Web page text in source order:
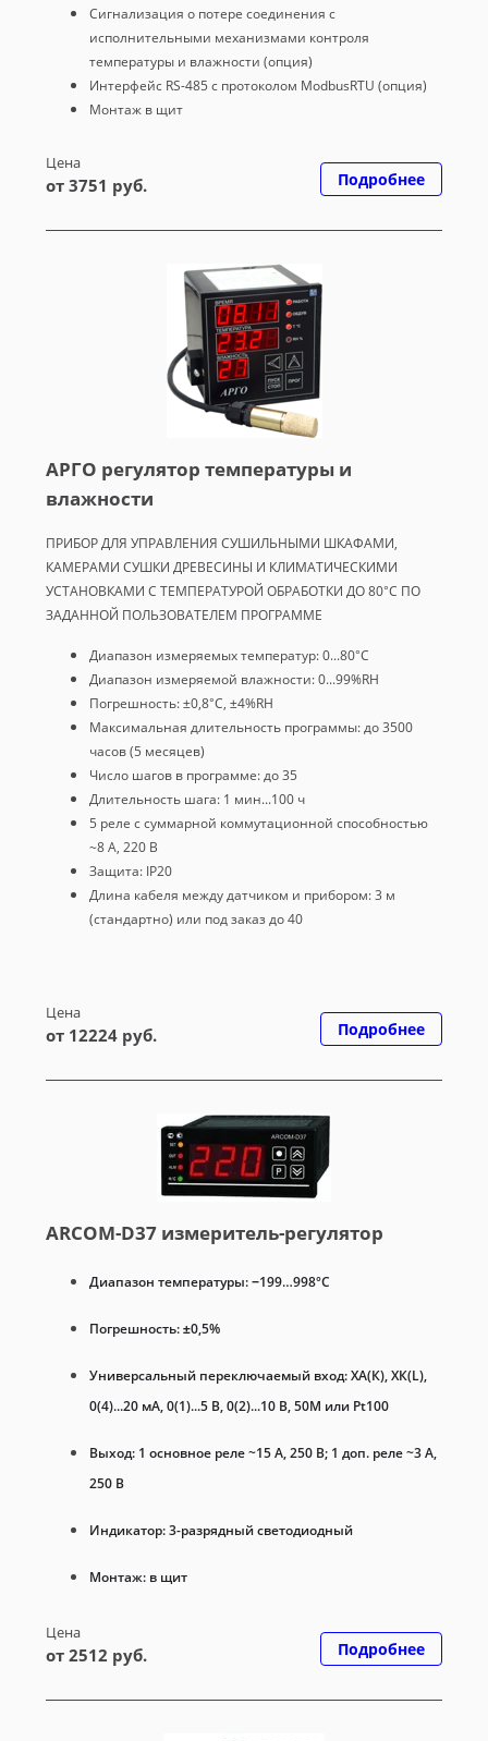
Сигнализация о потере соединения с
исполнительными механизмами контроля
температуры и влажности (опция)
Интерфейс RS-485 с протоколом ModbusRTU (опция)
Монтаж в щит
Цена
от 3751 руб. Подробнее
АРГО регулятор температуры и
влажности
ПРИБОР ДЛЯ УПРАВЛЕНИЯ СУШИЛЬНЫМИ ШКАФАМИ,
КАМЕРАМИ СУШКИ ДРЕВЕСИНЫ И КЛИМАТИЧЕСКИМИ
УСТАНОВКАМИ С ТЕМПЕРАТУРОЙ ОБРАБОТКИ ДО 80°C ПО
ЗАДАННОЙ ПОЛЬЗОВАТЕЛЕМ ПРОГРАММЕ
Диапазон измеряемых температур: 0...80°С
Диапазон измеряемой влажности: 0...99%RH
Погрешность: ±0,8°С, ±4%RH
Максимальная длительность программы: до 3500
часов (5 месяцев)
Число шагов в программе: до 35
Длительность шага: 1 мин...100 ч
5 реле с суммарной коммутационной способностью
~8 А, 220 В
Защита: IP20
Длина кабеля между датчиком и прибором: 3 м
(стандартно) или под заказ до 40
Цена
от 12224 руб. Подробнее
ARCOM-D37 измеритель-регулятор
Диапазон температуры: −199…998°C
Погрешность: ±0,5%
Универсальный переключаемый вход: ХА(К), ХК(L),
0(4)...20 мА, 0(1)...5 В, 0(2)...10 В, 50М или Pt100
Выход: 1 основное реле ~15 А, 250 В; 1 доп. реле ~3 А,
250 В
Индикатор: 3-разрядный светодиодный
Монтаж: в щит
Цена
от 2512 руб. Подробнее